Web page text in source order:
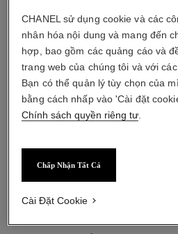
Tham chiếu 125530
bắt đầu từ
CHANEL sử dụng cookie và các
nhân hóa nội dung và mang đến
hợp, bao gồm các quảng cáo và
trang web của chúng tôi và với
Bạn có thể quản lý tùy chọn của
bằng cách nhấp vào 'Cài đặt
Chính sách quyền riêng tư
Chấp Nhận Tất Cả
Cài Đặt Cookie